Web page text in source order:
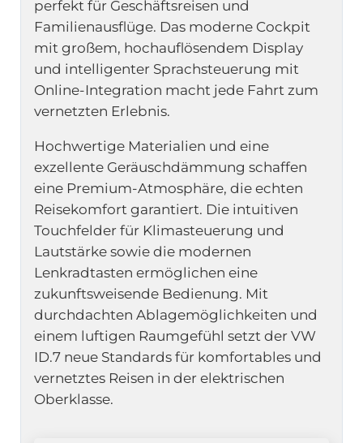
perfekt für Geschäftsreisen und
Familienausflüge. Das moderne Cockpit
mit großem, hochauflösendem Display
und intelligenter Sprachsteuerung mit
Online-Integration macht jede Fahrt zum
vernetzten Erlebnis.
Hochwertige Materialien und eine
exzellente Geräuschdämmung schaffen
eine Premium-Atmosphäre, die echten
Reisekomfort garantiert. Die intuitiven
Touchfelder für Klimasteuerung und
Lautstärke sowie die modernen
Lenkradtasten ermöglichen eine
zukunftsweisende Bedienung. Mit
durchdachten Ablagemöglichkeiten und
einem luftigen Raumgefühl setzt der VW
ID.7 neue Standards für komfortables und
vernetztes Reisen in der elektrischen
Oberklasse.